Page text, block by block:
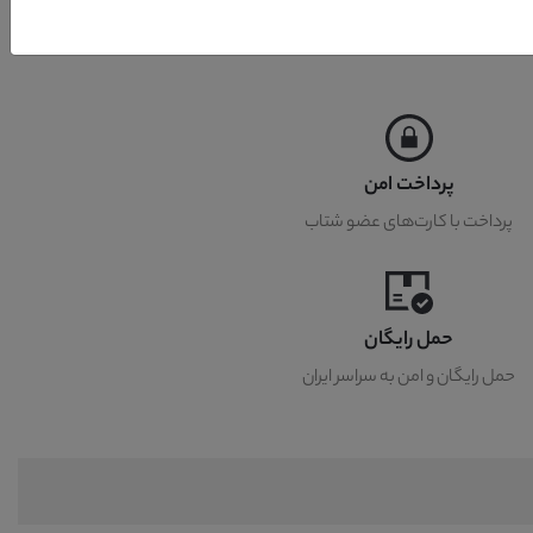
پرداخت امن
پرداخت با کارت‌های عضو شتاب
حمل رایگان
حمل رایگان و امن به سراسر ایران